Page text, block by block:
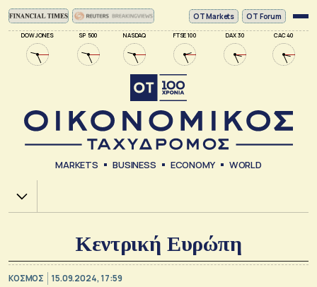
DOW JONES SP 500 NASDAQ FTSE 100 DAX 30 CAC 40
ΟΤ Markets OT Forum
MARKETS BUSINESS ECONOMY WORLD
Χ.Α.
Κεντρική Ευρώπη
ΚΟΣΜΟΣ 15.09.2024, 17:59